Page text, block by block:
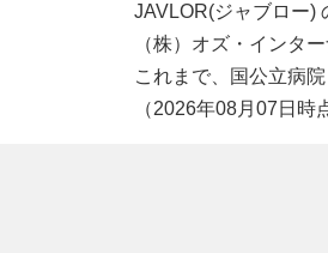
JAVLOR(ジャブロー)
（株）オズ・インタ
これまで、国公立病
（2026年08月07日時